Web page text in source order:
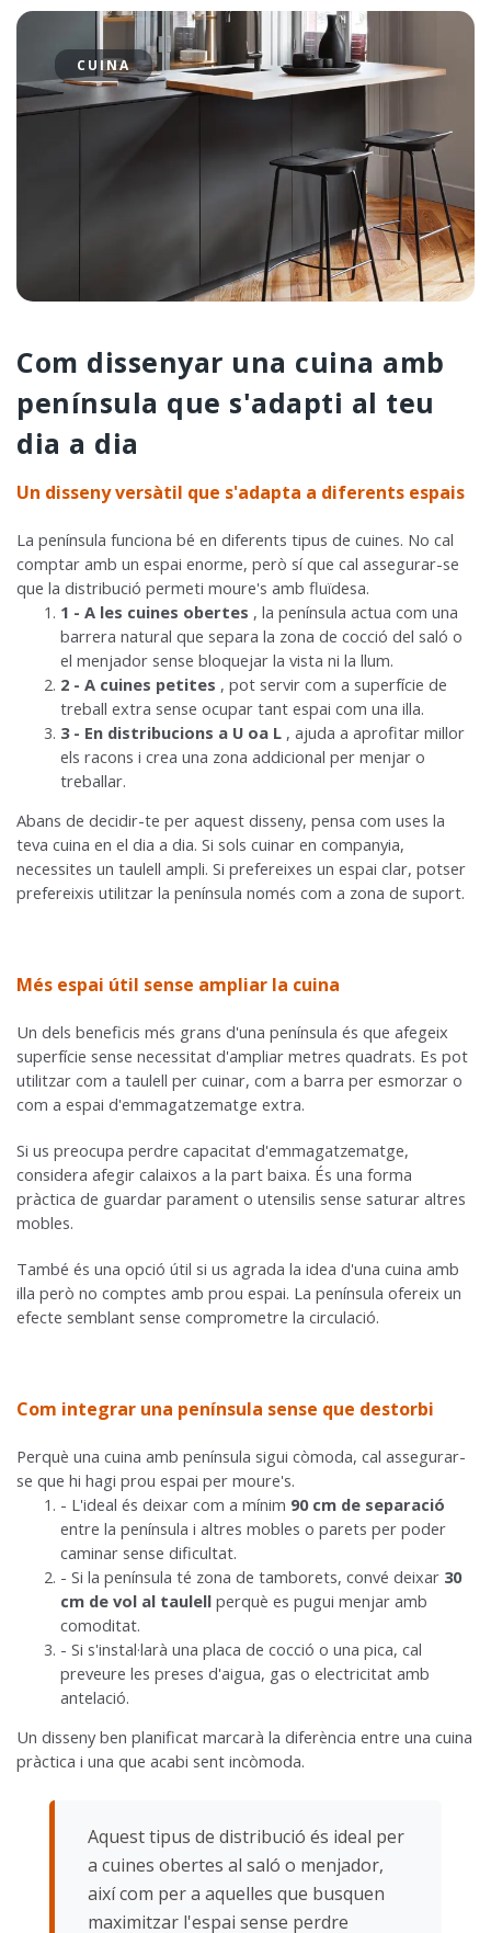
CUINA
Com dissenyar una cuina amb
península que s'adapti al teu
dia a dia
Un disseny versàtil que s'adapta a diferents espais
La península funciona bé en diferents tipus de cuines. No cal
comptar amb un espai enorme, però sí que cal assegurar-se
que la distribució permeti moure's amb fluïdesa.
1 - A les cuines obertes , la península actua com una
barrera natural que separa la zona de cocció del saló o
el menjador sense bloquejar la vista ni la llum.
2 - A cuines petites , pot servir com a superfície de
treball extra sense ocupar tant espai com una illa.
3 - En distribucions a U oa L , ajuda a aprofitar millor
els racons i crea una zona addicional per menjar o
treballar.
Abans de decidir-te per aquest disseny, pensa com uses la
teva cuina en el dia a dia. Si sols cuinar en companyia,
necessites un taulell ampli. Si prefereixes un espai clar, potser
prefereixis utilitzar la península només com a zona de suport.
Més espai útil sense ampliar la cuina
Un dels beneficis més grans d'una península és que afegeix
superfície sense necessitat d'ampliar metres quadrats. Es pot
utilitzar com a taulell per cuinar, com a barra per esmorzar o
com a espai d'emmagatzematge extra.
Si us preocupa perdre capacitat d'emmagatzematge,
considera afegir calaixos a la part baixa. És una forma
pràctica de guardar parament o utensilis sense saturar altres
mobles.
També és una opció útil si us agrada la idea d'una cuina amb
illa però no comptes amb prou espai. La península ofereix un
efecte semblant sense comprometre la circulació.
Com integrar una península sense que destorbi
Perquè una cuina amb península sigui còmoda, cal assegurar-
se que hi hagi prou espai per moure's.
- L'ideal és deixar com a mínim 90 cm de separació
entre la península i altres mobles o parets per poder
caminar sense dificultat.
- Si la península té zona de tamborets, convé deixar 30
cm de vol al taulell perquè es pugui menjar amb
comoditat.
- Si s'instal·larà una placa de cocció o una pica, cal
preveure les preses d'aigua, gas o electricitat amb
antelació.
Un disseny ben planificat marcarà la diferència entre una cuina
pràctica i una que acabi sent incòmoda.
Aquest tipus de distribució és ideal per
a cuines obertes al saló o menjador,
així com per a aquelles que busquen
maximitzar l'espai sense perdre